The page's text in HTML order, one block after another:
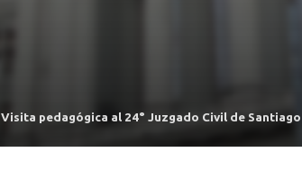
Visita pedagógica al 24° Juzgado Civil de Santiago